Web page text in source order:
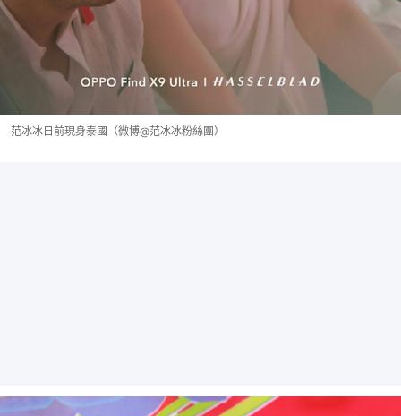
范冰冰日前現身泰國（微博@范冰冰粉絲團）